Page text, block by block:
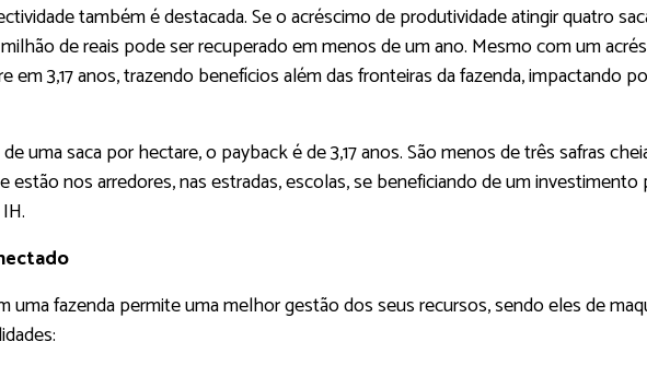
também é destacada. Se o acréscimo de produtividade atingir quatro
de reais pode ser recuperado em menos de um ano. Mesmo com um
3,17 anos, trazendo benefícios além das fronteiras da fazenda, impactando
uma saca por hectare, o payback é de 3,17 anos. São menos de três safras
nos arredores, nas estradas, escolas, se beneficiando de um
uma fazenda permite uma melhor gestão dos seus recursos, sendo eles de